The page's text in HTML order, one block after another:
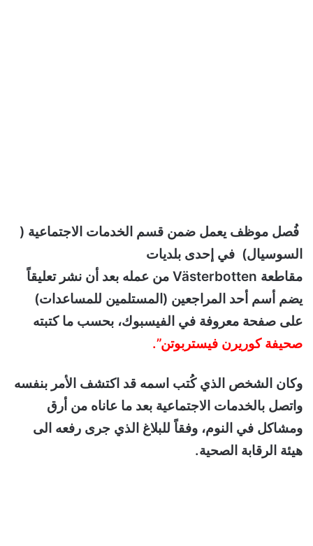
فُصل موظف يعمل ضمن قسم الخدمات الاجتماعية (
السوسيال) في إحدى بلديات
مقاطعة Västerbotten من عمله بعد أن نشر تعليقاً
يضم أسم أحد المراجعين (المستلمين للمساعدات)
على صفحة معروفة في الفيسبوك، بحسب ما كتبته
صحيفة كوريرن فيستربوتن”.
وكان الشخص الذي كُتب اسمه قد اكتشف الأمر بنفسه
واتصل بالخدمات الاجتماعية بعد ما عاناه من أرق
ومشاكل في النوم، وفقاً للبلاغ الذي جرى رفعه الى
هيئة الرقابة الصحية.